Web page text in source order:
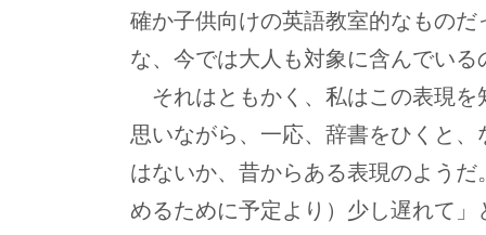
確か子供向けの英語教室的なものだ
な、今では大人も対象に含んでいる
それはともかく、私はこの表現を
思いながら、一応、辞書をひくと
はないか、昔からある表現のよう
めるために予定より）少し遅れて